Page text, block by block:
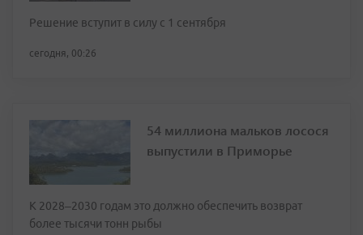
Решение вступит в силу с 1 сентября
сегодня, 00:26
54 миллиона мальков лосося
выпустили в Приморье
К 2028–2030 годам это должно обеспечить возврат
более тысячи тонн рыбы